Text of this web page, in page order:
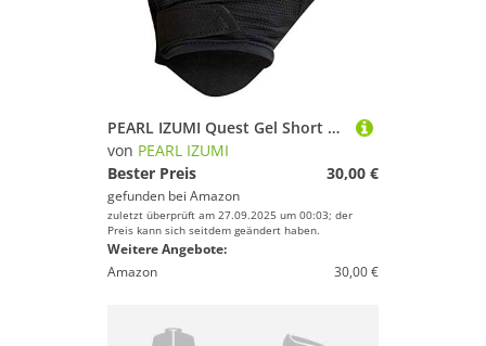
PEARL IZUMI Quest Gel Short Gloves S, Schwarz
von PEARL IZUMI
Bester Preis
30,00 €
gefunden bei Amazon
zuletzt überprüft am 27.09.2025 um 00:03; der
Preis kann sich seitdem geändert haben.
Weitere Angebote:
Amazon
30,00 €